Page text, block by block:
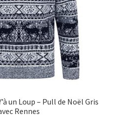
un Loup – Pull de Noël Gris
Rennes